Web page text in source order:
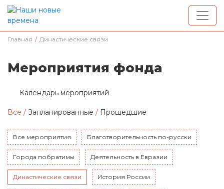
Главная / Династические связи
Мероприятия фонда
Календарь мероприятий
Все / Запланированные / Прошедшие
Все мероприятия Благотворительность по-русски
Города побратимы Деятельность в Евразии
Династические связи История России